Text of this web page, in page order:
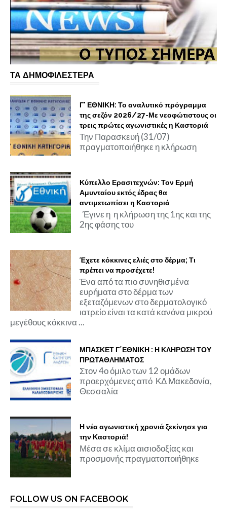
ΤΑ ΔΗΜΟΦΙΛΕΣΤΕΡΑ
Γ' ΕΘΝΙΚΗ: Το αναλυτικό πρόγραμμα
της σεζόν 2026/27-Με νεοφώτιστους οι
τρεις πρώτες αγωνιστικές η Καστοριά
Την Παρασκευή (31/07)
πραγματοποιήθηκε η κλήρωση
Κύπελλο Ερασιτεχνών: Τον Ερμή
Αμυνταίου εκτός έδρας θα
αντιμετωπίσει η Καστοριά
Έγινε η η κλήρωση της 1ης και της
2ης φάσης του
Έχετε κόκκινες ελιές στο δέρμα; Τι
πρέπει να προσέχετε!
Ένα από τα πιο συνηθισμένα
ευρήματα στο δέρμα των
εξεταζόμενων στο δερματολογικό
ιατρείο είναι τα κατά κανόνα μικρού
μεγέθους κόκκινα ...
ΜΠΑΣΚΕΤ Γ΄ΕΘΝΙΚΗ : Η ΚΛΗΡΩΣΗ ΤΟΥ
ΠΡΩΤΑΘΛΗΜΑΤΟΣ
Στον 4ο όμιλο των 12 ομάδων
προερχόμενες από ΚΔ Μακεδονία,
Θεσσαλία
Η νέα αγωνιστική χρονιά ξεκίνησε για
την Καστοριά!
Μέσα σε κλίμα αισιοδοξίας και
προσμονής πραγματοποιήθηκε
FOLLOW US ON FACEBOOK